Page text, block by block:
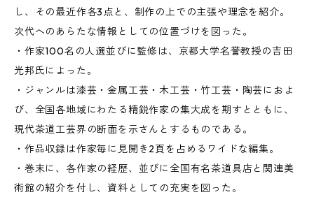
し、その最近作各3点と、制作の上での主張や理念を紹介。
次代へのあらたな情報としての位置づけを図った。
・作家100名の人選並びに監修は、京都大学名誉教授の吉田
光邦氏によった。
・ジャンルは漆芸・金属工芸・木工芸・竹工芸・陶芸におよ
び、全国各地域にわたる精鋭作家の集大成を期すとともに、
現代茶道工芸界の断面を示さんとするものである。
・作品収録は作家毎に見開き2頁を占めるワイドな編集。
・巻末に、各作家の経歴、並びに全国有名茶道具店と関連美
術館の紹介を付し、資料としての充実を図った。